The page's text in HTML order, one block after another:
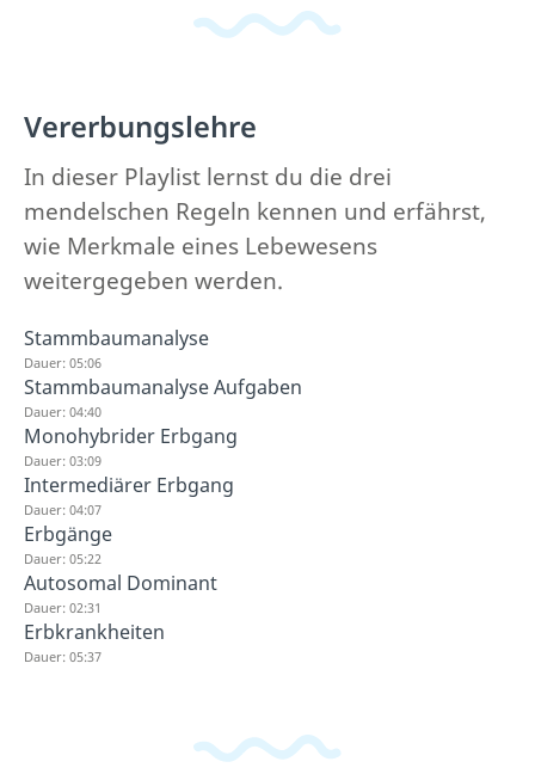
Vererbungslehre
In dieser Playlist lernst du die drei
mendelschen Regeln kennen und erfährst,
wie Merkmale eines Lebewesens
weitergegeben werden.
Stammbaumanalyse
Dauer: 05:06
Stammbaumanalyse Aufgaben
Dauer: 04:40
Monohybrider Erbgang
Dauer: 03:09
Intermediärer Erbgang
Dauer: 04:07
Erbgänge
Dauer: 05:22
Autosomal Dominant
Dauer: 02:31
Erbkrankheiten
Dauer: 05:37